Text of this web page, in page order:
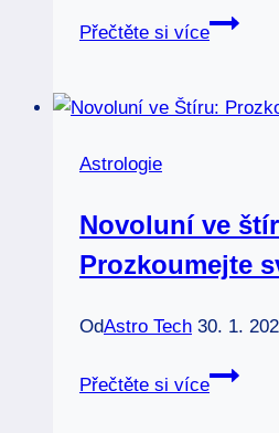
Přečtěte si více
Úplněk:
učinky
proč
Astrologie
Novoluní ve
Prozkoumejte
OdAstro Tech 30. 1.
Přečtěte si více
Novoluní